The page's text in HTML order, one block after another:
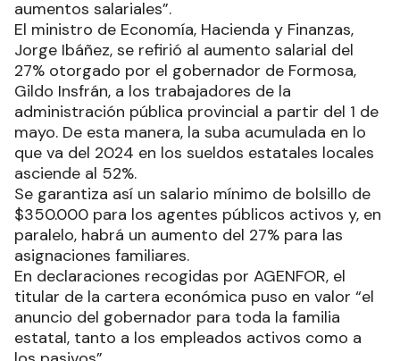
aumentos salariales”.
El ministro de Economía, Hacienda y Finanzas,
Jorge Ibáñez, se refirió al aumento salarial del
27% otorgado por el gobernador de Formosa,
Gildo Insfrán, a los trabajadores de la
administración pública provincial a partir del 1 de
mayo. De esta manera, la suba acumulada en lo
que va del 2024 en los sueldos estatales locales
asciende al 52%.
Se garantiza así un salario mínimo de bolsillo de
$350.000 para los agentes públicos activos y, en
paralelo, habrá un aumento del 27% para las
asignaciones familiares.
En declaraciones recogidas por AGENFOR, el
titular de la cartera económica puso en valor “el
anuncio del gobernador para toda la familia
estatal, tanto a los empleados activos como a